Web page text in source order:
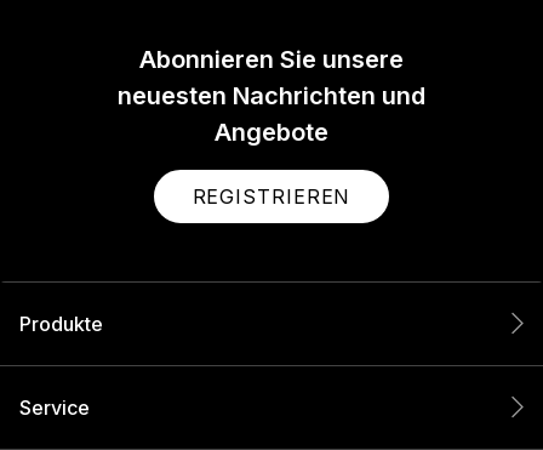
Abonnieren Sie unsere
neuesten Nachrichten und
Angebote
REGISTRIEREN
Produkte
Service